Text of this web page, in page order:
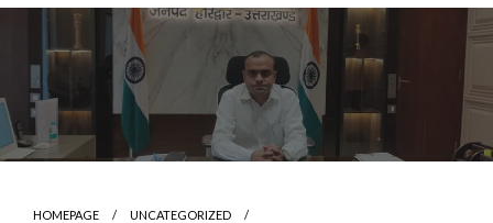
O Teri – Latest Hindi News | Breaking News
Prashant sharma (shastri)
HOMEPAGE
UNCATEGORIZED